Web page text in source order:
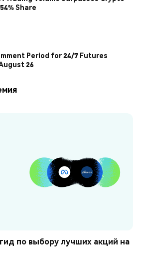
Share
Period for 24/7 Futures
26
по выбору лучших акций на